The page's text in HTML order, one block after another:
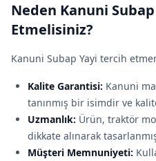
Neden Kanuni
Etmelisiniz?
Kanuni Subap Yayi tercih
Kalite Garantisi: Kanuni
tanınmış bir isimdir ve
Uzmanlık: Ürün, traktör
dikkate alınarak
Müşteri Memnuniyeti: